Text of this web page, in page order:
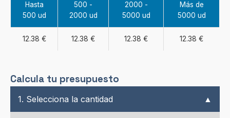
Hasta
500 ud
500 -
2000 ud
2000 -
5000 ud
Más de
5000 ud
12.38 € 12.38 € 12.38 € 12.38 €
Calcula tu presupuesto
1. Selecciona la cantidad ▲